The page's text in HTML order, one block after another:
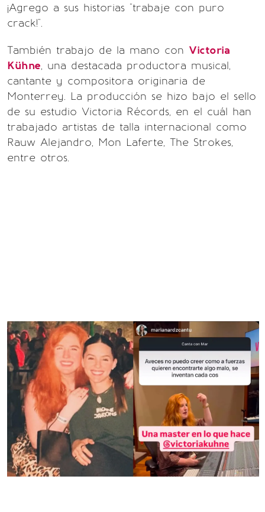
¡Agrego a sus historias "trabaje con puro
crack!".
También trabajo de la mano con Victoria
Kühne, una destacada productora musical,
cantante y compositora originaria de
Monterrey. La producción se hizo bajo el sello
de su estudio Victoria Récords, en el cuál han
trabajado artistas de talla internacional como
Rauw Alejandro, Mon Laferte, The Strokes,
entre otros.